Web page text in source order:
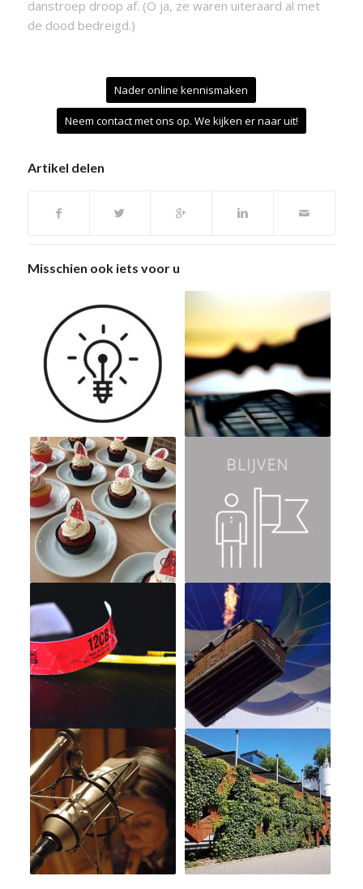
danstroep droop af. (O ja, ze waren uiteraard al met
de dood bedreigd.)
Nader online kennismaken
Neem contact met ons op. We kijken er naar uit!
Artikel delen
Misschien ook iets voor u